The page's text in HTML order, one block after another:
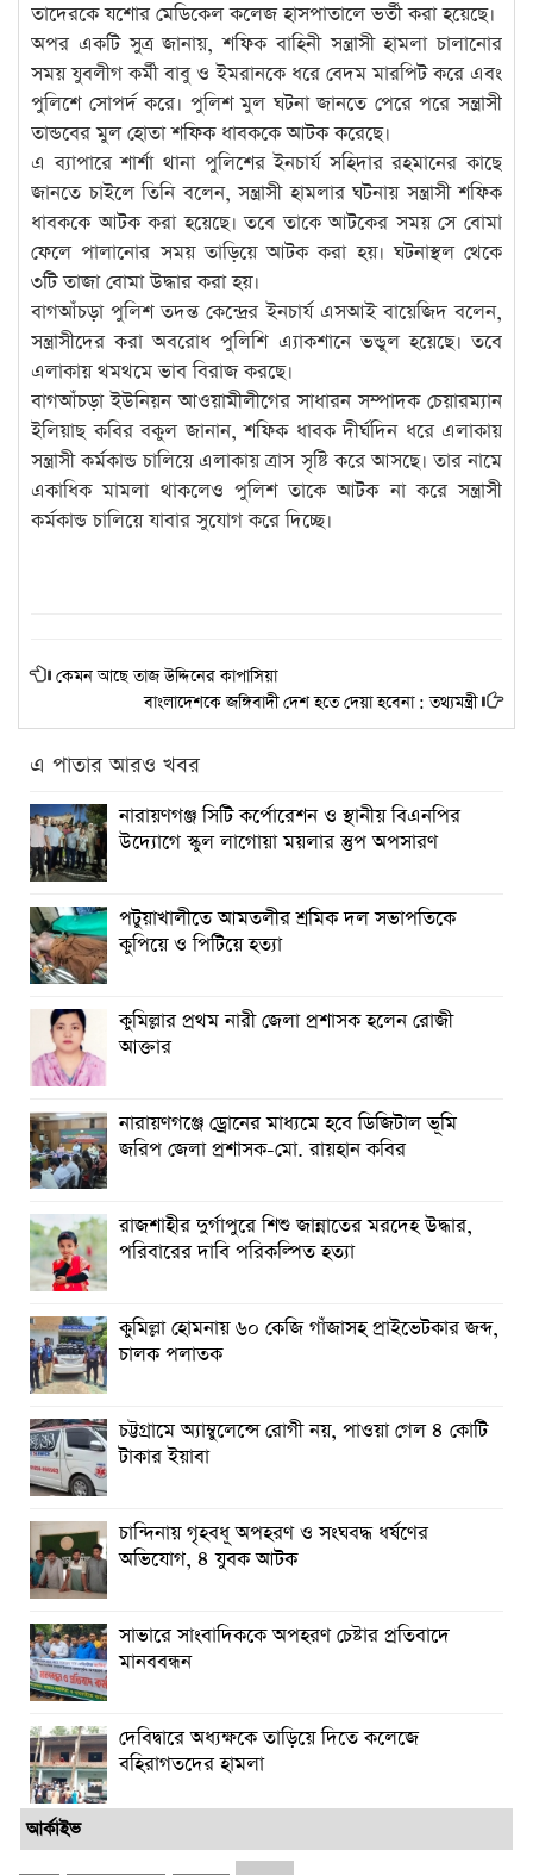
তাদেরকে যশোর মেডিকেল কলেজ হাসপাতালে ভর্তী করা হয়েছে।
অপর একটি সুত্র জানায়, শফিক বাহিনী সন্ত্রাসী হামলা চালানোর
সময় যুবলীগ কর্মী বাবু ও ইমরানকে ধরে বেদম মারপিট করে এবং
পুলিশে সোপর্দ করে। পুলিশ মুল ঘটনা জানতে পেরে পরে সন্ত্রাসী
তান্ডবের মুল হোতা শফিক ধাবককে আটক করেছে।
এ ব্যাপারে শার্শা থানা পুলিশের ইনচার্য সহিদার রহমানের কাছে
জানতে চাইলে তিনি বলেন, সন্ত্রাসী হামলার ঘটনায় সন্ত্রাসী শফিক
ধাবককে আটক করা হয়েছে। তবে তাকে আটকের সময় সে বোমা
ফেলে পালানোর সময় তাড়িয়ে আটক করা হয়। ঘটনাস্থল থেকে
৩টি তাজা বোমা উদ্ধার করা হয়।
বাগআঁচড়া পুলিশ তদন্ত কেন্দ্রের ইনচার্য এসআই বায়েজিদ বলেন,
সন্ত্রাসীদের করা অবরোধ পুলিশি এ্যাকশানে ভন্ডুল হয়েছে। তবে
এলাকায় থমথমে ভাব বিরাজ করছে।
বাগআঁচড়া ইউনিয়ন আওয়ামীলীগের সাধারন সম্পাদক চেয়ারম্যান
ইলিয়াছ কবির বকুল জানান, শফিক ধাবক দীর্ঘদিন ধরে এলাকায়
সন্ত্রাসী কর্মকান্ড চালিয়ে এলাকায় ত্রাস সৃষ্টি করে আসছে। তার নামে
একাধিক মামলা থাকলেও পুলিশ তাকে আটক না করে সন্ত্রাসী
কর্মকান্ড চালিয়ে যাবার সুযোগ করে দিচ্ছে।
কেমন আছে তাজ উদ্দিনের কাপাসিয়া
বাংলাদেশকে জঙ্গিবাদী দেশ হতে দেয়া হবেনা : তথ্যমন্ত্রী
এ পাতার আরও খবর
নারায়ণগঞ্জ সিটি কর্পোরেশন ও স্থানীয় বিএনপির
উদ্যোগে স্কুল লাগোয়া ময়লার স্তুপ অপসারণ
পটুয়াখালীতে আমতলীর শ্রমিক দল সভাপতিকে
কুপিয়ে ও পিটিয়ে হত্যা
কুমিল্লার প্রথম নারী জেলা প্রশাসক হলেন রোজী
আক্তার
নারায়ণগঞ্জে ড্রোনের মাধ্যমে হবে ডিজিটাল ভূমি
জরিপ জেলা প্রশাসক-মো. রায়হান কবির
রাজশাহীর দুর্গাপুরে শিশু জান্নাতের মরদেহ উদ্ধার,
পরিবারের দাবি পরিকল্পিত হত্যা
কুমিল্লা হোমনায় ৬০ কেজি গাঁজাসহ প্রাইভেটকার জব্দ,
চালক পলাতক
চট্টগ্রামে অ্যাম্বুলেন্সে রোগী নয়, পাওয়া গেল ৪ কোটি
টাকার ইয়াবা
চান্দিনায় গৃহবধূ অপহরণ ও সংঘবদ্ধ ধর্ষণের
অভিযোগ, ৪ যুবক আটক
সাভারে সাংবাদিককে অপহরণ চেষ্টার প্রতিবাদে
মানববন্ধন
দেবিদ্বারে অধ্যক্ষকে তাড়িয়ে দিতে কলেজে
বহিরাগতদের হামলা
আর্কাইভ